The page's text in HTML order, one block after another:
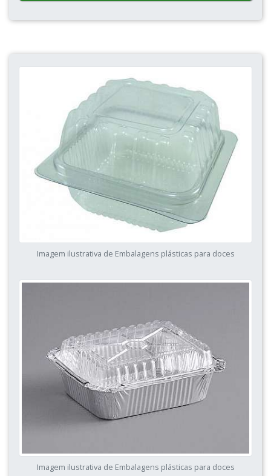
Imagem ilustrativa de Embalagens plásticas para doces
Imagem ilustrativa de Embalagens plásticas para doces